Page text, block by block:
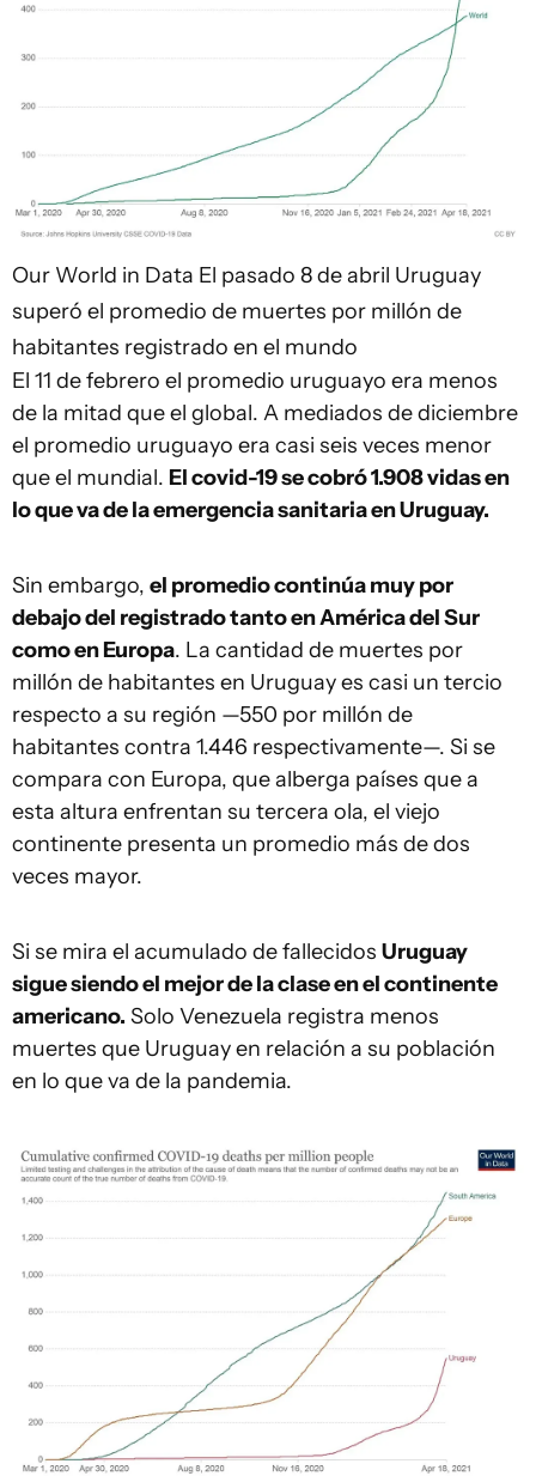
Our World in Data El pasado 8 de abril Uruguay
superó el promedio de muertes por millón de
habitantes registrado en el mundo
El 11 de febrero el promedio uruguayo era menos
de la mitad que el global. A mediados de diciembre
el promedio uruguayo era casi seis veces menor
que el mundial. El covid-19 se cobró 1.908 vidas en
lo que va de la emergencia sanitaria en Uruguay.
Sin embargo, el promedio continúa muy por
debajo del registrado tanto en América del Sur
como en Europa. La cantidad de muertes por
millón de habitantes en Uruguay es casi un tercio
respecto a su región —550 por millón de
habitantes contra 1.446 respectivamente—. Si se
compara con Europa, que alberga países que a
esta altura enfrentan su tercera ola, el viejo
continente presenta un promedio más de dos
veces mayor.
Si se mira el acumulado de fallecidos Uruguay
sigue siendo el mejor de la clase en el continente
americano. Solo Venezuela registra menos
muertes que Uruguay en relación a su población
en lo que va de la pandemia.